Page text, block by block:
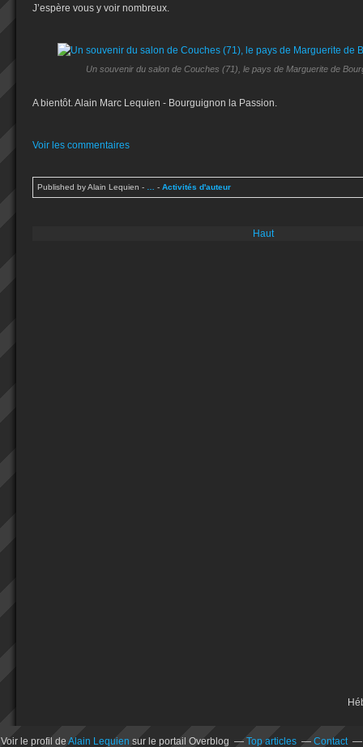
J’espère vous y voir nombreux.
Un souvenir du salon de Couches (71), le pays de Marguerite de
A bientôt. Alain Marc Lequien - Bourguignon la Passion.
Voir les commentaires
Published by Alain Lequien - - Activités d'auteur
Haut
Voir le profil de Alain Lequien sur le portail Overblog Top articles Contact